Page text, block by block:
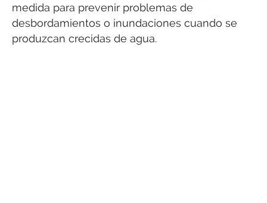
medida para prevenir problemas de
desbordamientos o inundaciones cuando se
produzcan crecidas de agua.